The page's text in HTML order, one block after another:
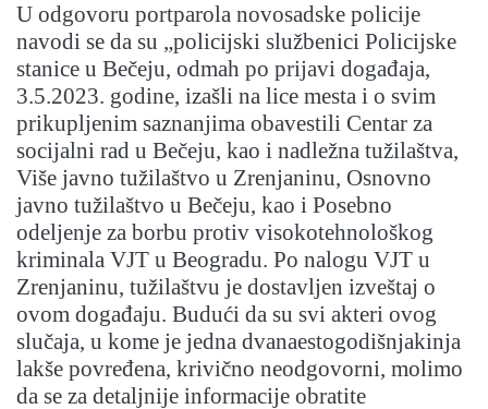
U odgovoru portparola novosadske policije
navodi se da su „policijski službenici Policijske
stanice u Bečeju, odmah po prijavi događaja,
3.5.2023. godine, izašli na lice mesta i o svim
prikupljenim saznanjima obavestili Centar za
socijalni rad u Bečeju, kao i nadležna tužilaštva,
Više javno tužilaštvo u Zrenjaninu, Osnovno
javno tužilaštvo u Bečeju, kao i Posebno
odeljenje za borbu protiv visokotehnološkog
kriminala VJT u Beogradu. Po nalogu VJT u
Zrenjaninu, tužilaštvu je dostavljen izveštaj o
ovom događaju. Budući da su svi akteri ovog
slučaja, u kome je jedna dvanaestogodišnjakinja
lakše povređena, krivično neodgovorni, molimo
da se za detaljnije informacije obratite